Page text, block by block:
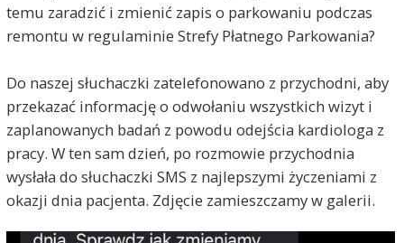
temu zaradzić i zmienić zapis o parkowaniu podczas
remontu w regulaminie Strefy Płatnego Parkowania?
Do naszej słuchaczki zatelefonowano z przychodni, aby
przekazać informację o odwołaniu wszystkich wizyt i
zaplanowanych badań z powodu odejścia kardiologa z
pracy. W ten sam dzień, po rozmowie przychodnia
wysłała do słuchaczki SMS z najlepszymi życzeniami z
okazji dnia pacjenta. Zdjęcie zamieszczamy w galerii.